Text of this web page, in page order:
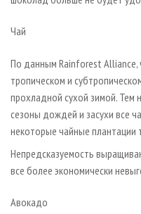
Чай
По данным Rainforest Alliance,
тропическом и
прохладной сухой зимой. Тем
сезоны дождей и засухи все
некоторые чайные
Непредсказуемость
все более экономически
Авокадо